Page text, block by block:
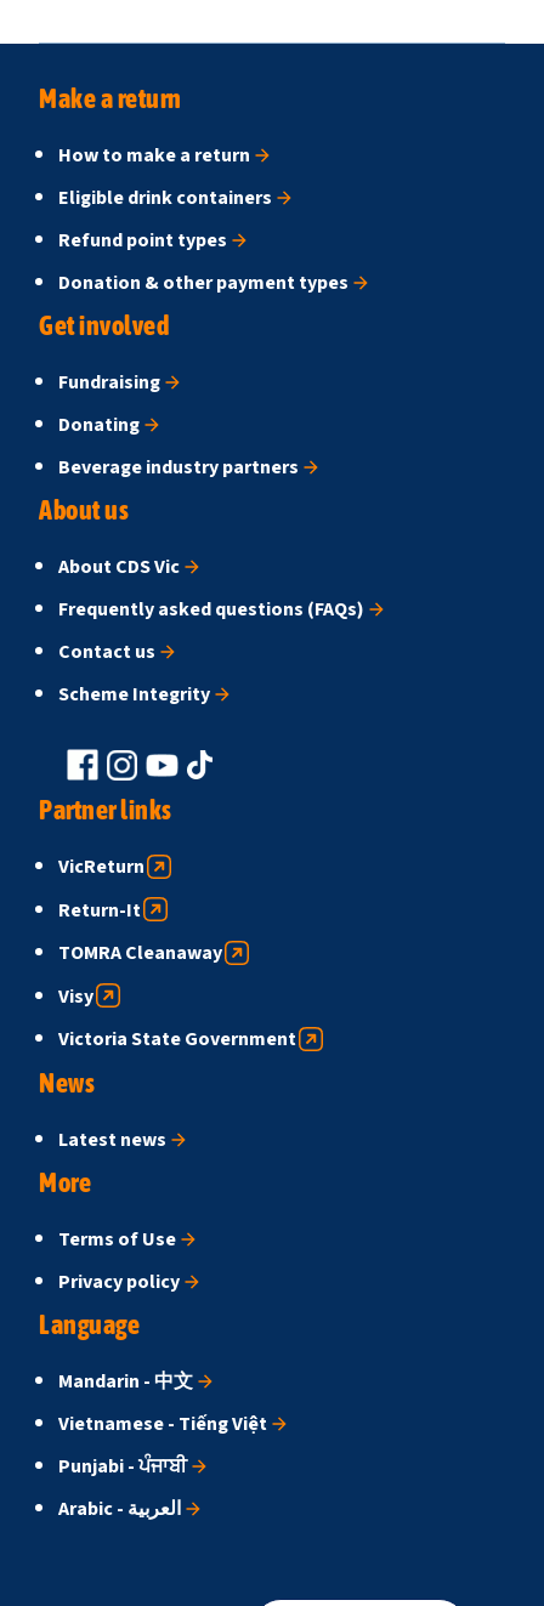
Make a return
How to make a return
Eligible drink containers
Refund point types
Donation & other payment types
Get involved
Fundraising
Donating
Beverage industry partners
About us
About CDS Vic
Frequently asked questions (FAQs)
Contact us
Scheme Integrity
Partner links
VicReturn
Return-It
TOMRA Cleanaway
Visy
Victoria State Government
News
Latest news
More
Terms of Use
Privacy policy
Language
Mandarin - 中文
Vietnamese - Tiếng Việt
Punjabi - ਪੰਜਾਬੀ
Arabic - العربية